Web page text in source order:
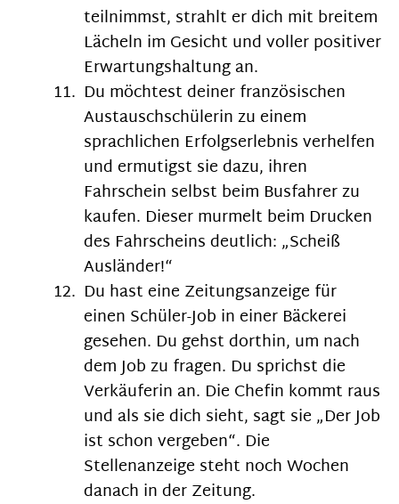
teilnimmst, strahlt er dich mit breitem
Lächeln im Gesicht und voller positiver
Erwartungshaltung an.
Du möchtest deiner französischen
Austauschschülerin zu einem
sprachlichen Erfolgserlebnis verhelfen
und ermutigst sie dazu, ihren
Fahrschein selbst beim Busfahrer zu
kaufen. Dieser murmelt beim Drucken
des Fahrscheins deutlich: „Scheiß
Ausländer!“
Du hast eine Zeitungsanzeige für
einen Schüler-Job in einer Bäckerei
gesehen. Du gehst dorthin, um nach
dem Job zu fragen. Du sprichst die
Verkäuferin an. Die Chefin kommt raus
und als sie dich sieht, sagt sie „Der Job
ist schon vergeben“. Die
Stellenanzeige steht noch Wochen
danach in der Zeitung.